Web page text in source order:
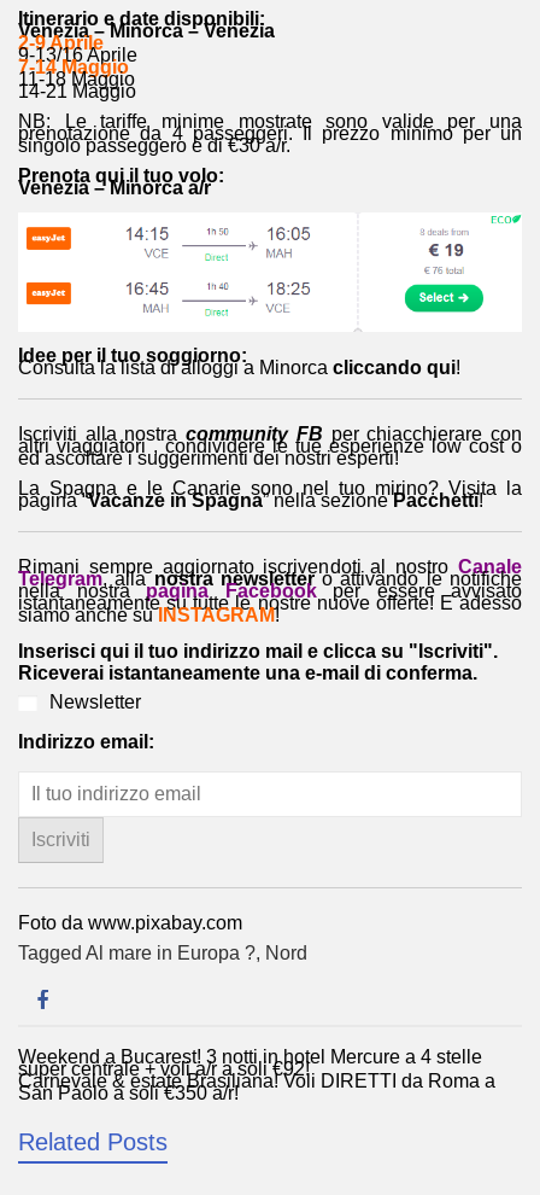
Itinerario e date disponibili:
Venezia – Minorca – Venezia
2-9 Aprile
9-13/16 Aprile
7-14 Maggio
11-18 Maggio
14-21 Maggio
NB: Le tariffe minime mostrate sono valide per una
prenotazione da 4 passeggeri. Il prezzo minimo per un
singolo passeggero è di €30 a/r.
Prenota qui il tuo volo:
Venezia – Minorca a/r
Idee per il tuo soggiorno:
Consulta la lista di alloggi a Minorca cliccando qui!
Iscriviti alla nostracommunity FB per chiacchierare con
altri viaggiatori , condividere le tue esperienze low cost o
ed ascoltare i suggerimenti dei nostri esperti!
La Spagna e le Canarie sono nel tuo mirino? Visita la
pagina “Vacanze in Spagna” nella sezionePacchetti!
Rimani sempre aggiornato iscrivendoti al nostro Canale
Telegram, allanostra newslettero attivando le notifiche
nella nostrapagina Facebookper essere avvisato
istantaneamente su tutte le nostre nuove offerte! E adesso
siamo anche su INSTAGRAM!
Inserisci qui il tuo indirizzo mail e clicca su "Iscriviti".
Riceverai istantaneamente una e-mail di conferma.
Newsletter
Indirizzo email:
Foto da www.pixabay.com
Tagged Al mare in Europa ?️, Nord
Navigazione
articoli
Weekend a Bucarest! 3 notti in hotel Mercure a 4 stelle
super centrale + voli a/r a soli €92!
Carnevale & estate Brasiliana! Voli DIRETTI da Roma a
San Paolo a soli €350 a/r!
Related Posts